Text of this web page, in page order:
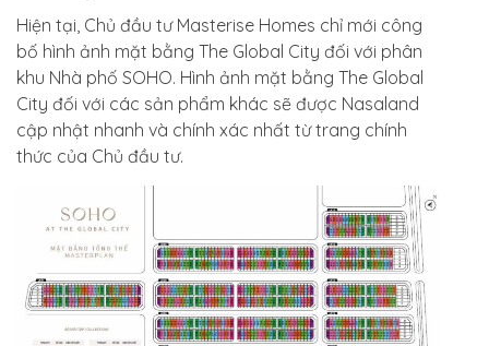
Hiện tại, Chủ đầu tư Masterise Homes chỉ mới công
bố hình ảnh mặt bằng The Global City đối với phân
khu Nhà phố SOHO. Hình ảnh mặt bằng The Global
City đối với các sản phẩm khác sẽ được Nasaland
cập nhật nhanh và chính xác nhất từ trang chính
thức của Chủ đầu tư.